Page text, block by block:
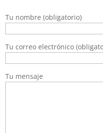
Tu nombre (obligatorio)
Tu correo electrónico
Tu mensaje